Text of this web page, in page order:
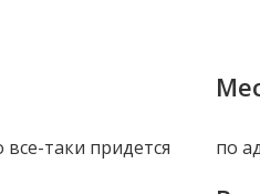
таки придется
по